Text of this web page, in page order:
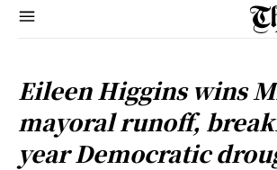
Eileen Higgins wins
mayoral runoff,
year Democratic